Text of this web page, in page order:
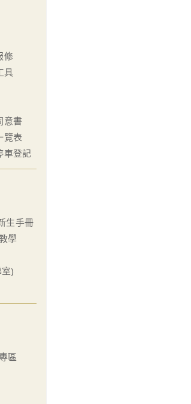
修
具
意書
覽表
車登記
生手冊
學
)
區